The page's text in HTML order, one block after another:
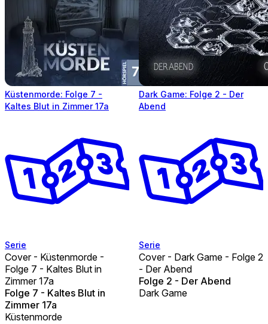
Küstenmorde: Folge 7 -
Kaltes Blut in Zimmer 17a
Serie
Cover - Küstenmorde -
Folge 7 - Kaltes Blut in
Zimmer 17a
Folge 7 - Kaltes Blut in
Zimmer 17a
Küstenmorde
Dark Game: Folge 2 - Der
Abend
Serie
Cover - Dark Game - Folge 2
- Der Abend
Folge 2 - Der Abend
Dark Game